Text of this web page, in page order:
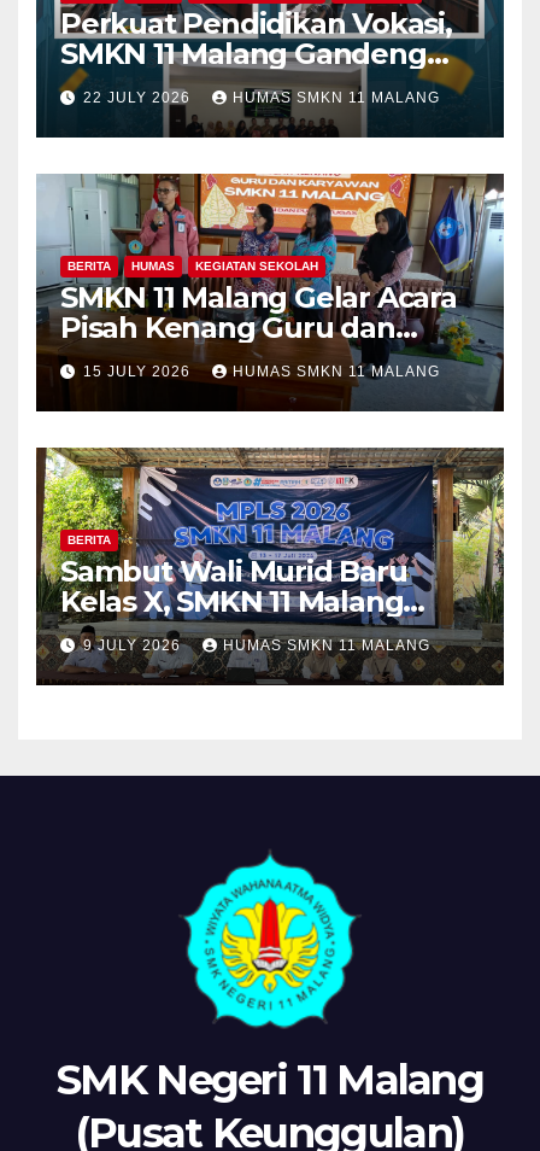
Perkuat Pendidikan Vokasi,
SMKN 11 Malang Gandeng
Fakultas Teknik Universitas
Merdeka Malang dalam
Program Kolaboratif
22 JULY 2026 HUMAS SMKN 11 MALANG
BERITA HUMAS KEGIATAN SEKOLAH
SMKN 11 Malang Gelar Acara
Pisah Kenang Guru dan
Tenaga Kependidikan yang
Purna Tugas dan Mutasi
Tugas
15 JULY 2026 HUMAS SMKN 11 MALANG
BERITA
Sambut Wali Murid Baru
Kelas X, SMKN 11 Malang
Sosialisasikan Komitmen
“MPLS Ramah”
9 JULY 2026 HUMAS SMKN 11 MALANG
SMK Negeri 11 Malang
(Pusat Keunggulan)